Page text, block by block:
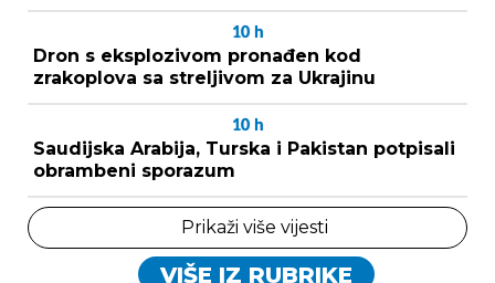
10 h
Dron s eksplozivom pronađen kod
zrakoplova sa streljivom za Ukrajinu
10 h
Saudijska Arabija, Turska i Pakistan potpisali
obrambeni sporazum
Prikaži više vijesti
VIŠE IZ RUBRIKE